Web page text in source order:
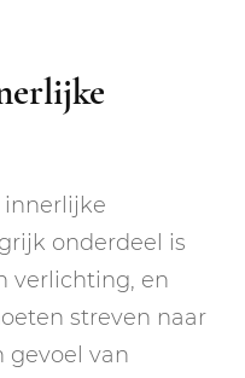
innerlijke
onderdeel is
verlichting, en
streven naar
gevoel van